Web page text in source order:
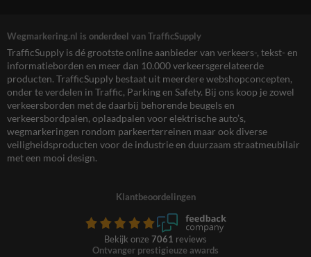
Wegmarkering.nl is onderdeel van TrafficSupply
TrafficSupply is dé grootste online aanbieder van verkeers-, tekst- en
informatieborden en meer dan 10.000 verkeersgerelateerde
producten. TrafficSupply bestaat uit meerdere webshopconcepten,
onder te verdelen in Traffic, Parking en Safety. Bij ons koop je zowel
verkeersborden met de daarbij behorende beugels en
verkeersbordpalen, oplaadpalen voor elektrische auto’s,
wegmarkeringen rondom parkeerterreinen maar ook diverse
veiligheidsproducten voor de industrie en duurzaam straatmeubilair
met een mooi design.
Klantbeoordelingen
Bekijk onze 7061 reviews
Ontvanger prestigieuze awards